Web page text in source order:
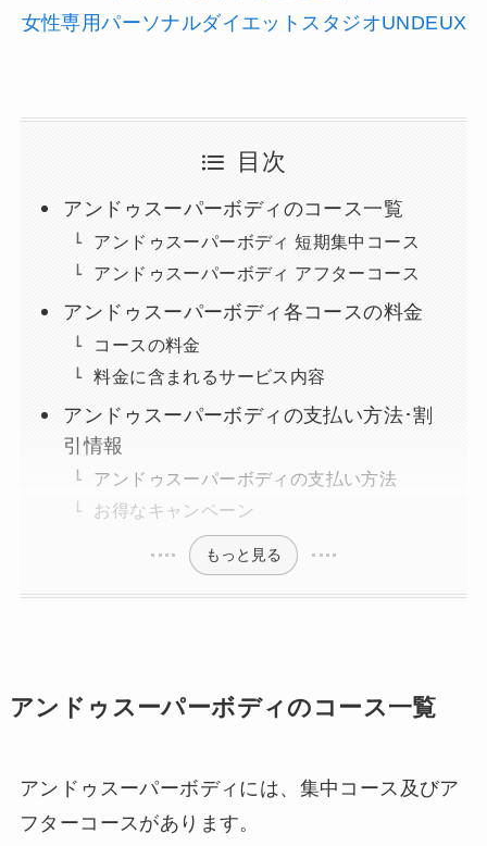
女性専用パーソナルダイエットスタジオUNDEUX
目次
アンドゥスーパーボディのコース一覧
アンドゥスーパーボディ 短期集中コース
アンドゥスーパーボディ アフターコース
アンドゥスーパーボディ各コースの料金
コースの料金
料金に含まれるサービス内容
アンドゥスーパーボディの支払い方法･割
引情報
アンドゥスーパーボディの支払い方法
お得なキャンペーン
もっと見る
アンドゥスーパーボディのコース一覧
アンドゥスーパーボディには、集中コース及びア
フターコースがあります。